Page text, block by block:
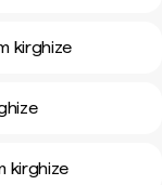
kirghize
kirghize